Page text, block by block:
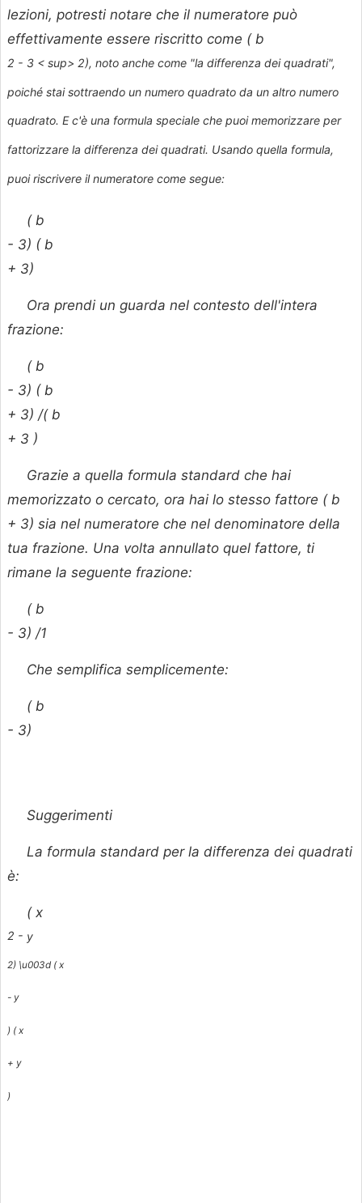
lezioni, potresti notare che il numeratore può
effettivamente essere riscritto come (b
2 - 3 < sup> 2), noto anche come "la differenza dei quadrati",
poiché stai sottraendo un numero quadrato da un altro numero
quadrato. E c'è una formula speciale che puoi memorizzare per
fattorizzare la differenza dei quadrati. Usando quella formula,
puoi riscrivere il numeratore come segue:
(b
- 3) (b
+ 3)
Ora prendi un guarda nel contesto dell'intera
frazione:
(b
- 3) (b
+ 3) /(b
+ 3 )
Grazie a quella formula standard che hai
memorizzato o cercato, ora hai lo stesso fattore (b
+ 3) sia nel numeratore che nel denominatore della
tua frazione. Una volta annullato quel fattore, ti
rimane la seguente frazione:
(b
- 3) /1
Che semplifica semplicemente:
(b
- 3)
Suggerimenti
La formula standard per la differenza dei quadrati
è:
(x
2 - y
2) \u003d (x
- y
) (x
+ y
)